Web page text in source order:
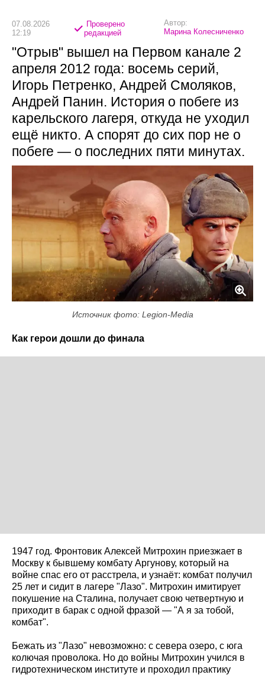
07.08.2026
12:19
Проверено
редакцией
Автор:
Марина Колесниченко
"Отрыв" вышел на Первом канале 2
апреля 2012 года: восемь серий,
Игорь Петренко, Андрей Смоляков,
Андрей Панин. История о побеге из
карельского лагеря, откуда не уходил
ещё никто. А спорят до сих пор не о
побеге — о последних пяти минутах.
Источник фото: Legion-Media
Как герои дошли до финала
1947 год. Фронтовик Алексей Митрохин приезжает в
Москву к бывшему комбату Аргунову, который на
войне спас его от расстрела, и узнаёт: комбат получил
25 лет и сидит в лагере "Лазо". Митрохин имитирует
покушение на Сталина, получает свою четвертную и
приходит в барак с одной фразой — "А я за тобой,
комбат".
Бежать из "Лазо" невозможно: с севера озеро, с юга
колючая проволока. Но до войны Митрохин учился в
гидротехническом институте и проходил практику